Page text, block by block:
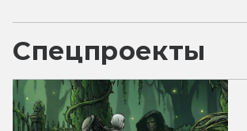
Спецпроекты